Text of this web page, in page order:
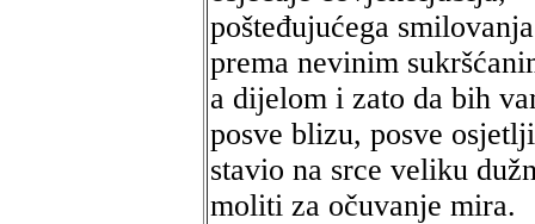
pošteđujućega smilovanja
prema nevinim
a dijelom i zato da bih
posve blizu, posve
stavio na srce veliku
moliti za očuvanje mira.